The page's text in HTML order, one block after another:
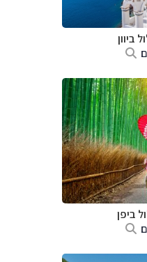
ביוון
ביפן